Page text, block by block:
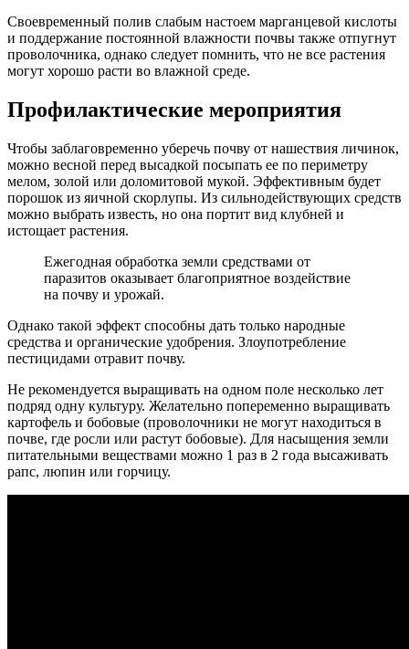
Своевременный полив слабым настоем марганцевой кислоты
и поддержание постоянной влажности почвы также отпугнут
проволочника, однако следует помнить, что не все растения
могут хорошо расти во влажной среде.
Профилактические мероприятия
Чтобы заблаговременно уберечь почву от нашествия личинок,
можно весной перед высадкой посыпать ее по периметру
мелом, золой или доломитовой мукой. Эффективным будет
порошок из яичной скорлупы. Из сильнодействующих средств
можно выбрать известь, но она портит вид клубней и
истощает растения.
Ежегодная обработка земли средствами от
паразитов оказывает благоприятное воздействие
на почву и урожай.
Однако такой эффект способны дать только народные
средства и органические удобрения. Злоупотребление
пестицидами отравит почву.
Не рекомендуется выращивать на одном поле несколько лет
подряд одну культуру. Желательно попеременно выращивать
картофель и бобовые (проволочники не могут находиться в
почве, где росли или растут бобовые). Для насыщения земли
питательными веществами можно 1 раз в 2 года высаживать
рапс, люпин или горчицу.